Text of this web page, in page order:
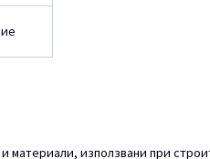
и материали, използвани при